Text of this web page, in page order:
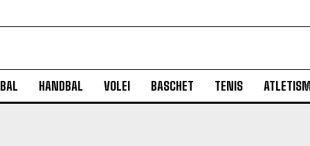
HANDBAL VOLEI BASCHET TENIS